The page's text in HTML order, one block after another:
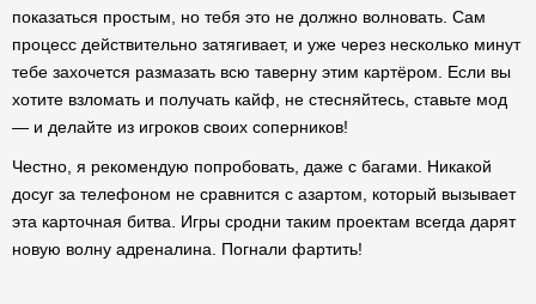
показаться простым, но тебя это не должно волновать. Сам
процесс действительно затягивает, и уже через несколько минут
тебе захочется размазать всю таверну этим картёром. Если вы
хотите взломать и получать кайф, не стесняйтесь, ставьте мод
— и делайте из игроков своих соперников!
Честно, я рекомендую попробовать, даже с багами. Никакой
досуг за телефоном не сравнится с азартом, который вызывает
эта карточная битва. Игры сродни таким проектам всегда дарят
новую волну адреналина. Погнали фартить!